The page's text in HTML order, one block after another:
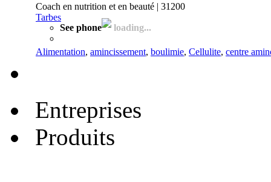
Coach en nutrition et en beauté | 31200
Tarbes
See phone
loading...
Alimentation, amincissement, boulimie, Cellulite, centre
Entreprises
Produits